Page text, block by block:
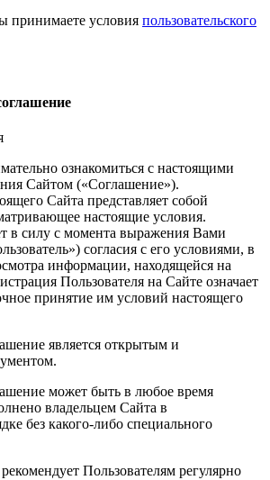
принимаете условия пользовательского
ознакомиться с настоящими
Сайтом («Соглашение»).
Сайта представляет собой
настоящие условия.
в силу с момента выражения Вами
согласия с его условиями, в
информации, находящейся на
Пользователя на Сайте означает
принятие им условий настоящего
является открытым и
может быть в любое время
владельцем Сайта в
без какого-либо специального
Пользователям регулярно